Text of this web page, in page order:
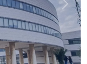
Previous